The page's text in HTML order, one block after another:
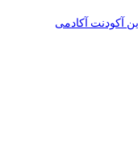
آکودنت آکادمی